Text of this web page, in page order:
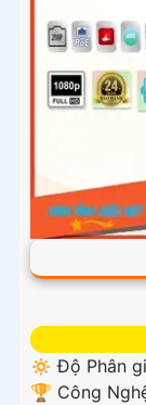
🔅 Độ Phân
🏆 Công